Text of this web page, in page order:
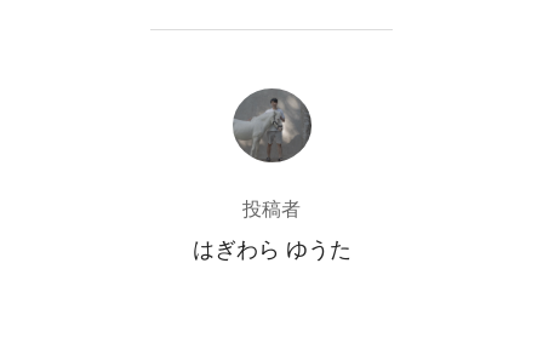
投稿者
投稿者
はぎわら ゆうた